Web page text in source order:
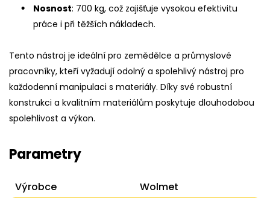
Nosnost: 700 kg, což zajišťuje vysokou efektivitu
práce i při těžších nákladech.
Tento nástroj je ideální pro zemědělce a průmyslové
pracovníky, kteří vyžadují odolný a spolehlivý nástroj pro
každodenní manipulaci s materiály. Díky své robustní
konstrukci a kvalitním materiálům poskytuje dlouhodobou
spolehlivost a výkon.
Parametry
Výrobce
Wolmet